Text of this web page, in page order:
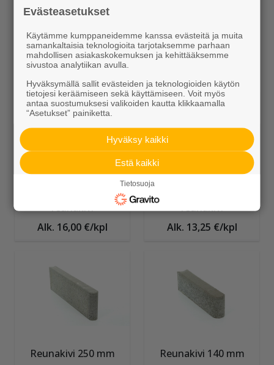
Kiviainekset
Alk. 109,95 €/sk
Seulanpääkivet
reunakivi
Alk. 16,00 €/kpl
reunakivi
Alk. 13,25 €/kpl
Reunakivi 250 mm
Reunakivi 140 mm
Evästeasetukset
Käytämme kumppaneidemme kanssa evästeitä ja muita
samankaltaisia teknologioita tarjotaksemme parhaan
mahdollisen asiakaskokemuksen ja kehittääksemme
sivustoa analytiikan avulla.
Hyväksymällä sallit evästeiden ja teknologioiden käytön
tietojesi keräämiseen sekä käyttämiseen. Voit myös
antaa suostumuksesi valikoiden kautta klikkaamalla
“Asetukset” painiketta.
Hyväksy kaikki
Estä kaikki
Tietosuoja